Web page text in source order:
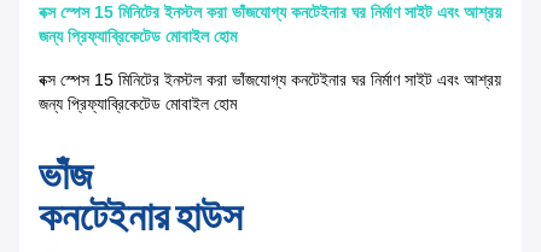
বক্স স্পেস 15 মিনিটের ইনস্টল করা ভাঁজযোগ্য কনটেইনার ঘর নির্মাণ সাইট এবং আশ্রয়
জন্য প্রিফ্যাব্রিকেটেড মোবাইল হোম
বক্স স্পেস 15 মিনিটের ইনস্টল করা ভাঁজযোগ্য কনটেইনার ঘর নির্মাণ সাইট এবং আশ্রয়
জন্য প্রিফ্যাব্রিকেটেড মোবাইল হোম
ভাঁজ
কনটেইনার হাউস